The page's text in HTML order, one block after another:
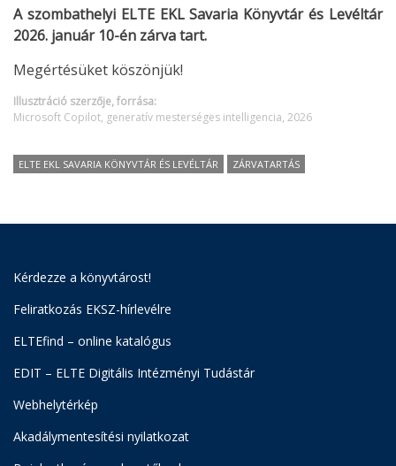
A szombathelyi ELTE EKL Savaria Könyvtár és Levéltár
2026. január 10-én zárva tart.
Megértésüket köszönjük!
Illusztráció szerzője, forrása:
Microsoft Copilot, generatív mesterséges intelligencia, 2026
ELTE EKL SAVARIA KÖNYVTÁR ÉS LEVÉLTÁR ZÁRVATARTÁS
Kérdezze a könyvtárost!
Feliratkozás EKSZ-hírlevélre
ELTEfind – online katalógus
EDIT – ELTE Digitális Intézményi Tudástár
Webhelytérkép
Akadálymentesítési nyilatkozat